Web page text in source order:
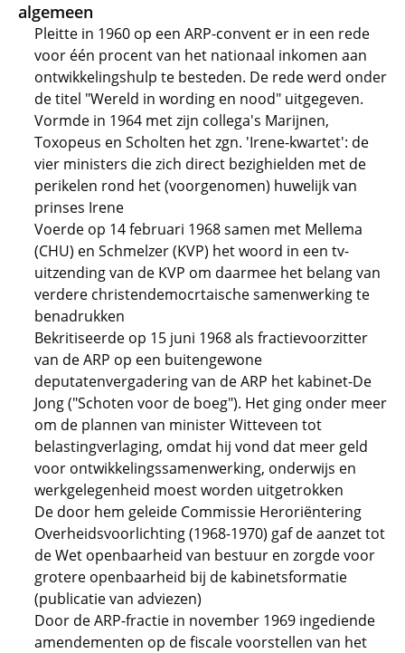
algemeen
Pleitte in 1960 op een ARP-convent er in een rede
voor één procent van het nationaal inkomen aan
ontwikkelingshulp te besteden. De rede werd onder
de titel "Wereld in wording en nood" uitgegeven.
Vormde in 1964 met zijn collega's Marijnen,
Toxopeus en Scholten het zgn. 'Irene-kwartet': de
vier ministers die zich direct bezighielden met de
perikelen rond het (voorgenomen) huwelijk van
prinses Irene
Voerde op 14 februari 1968 samen met Mellema
(CHU) en Schmelzer (KVP) het woord in een tv-
uitzending van de KVP om daarmee het belang van
verdere christendemocrtaische samenwerking te
benadrukken
Bekritiseerde op 15 juni 1968 als fractievoorzitter
van de ARP op een buitengewone
deputatenvergadering van de ARP het kabinet-De
Jong ("Schoten voor de boeg"). Het ging onder meer
om de plannen van minister Witteveen tot
belastingverlaging, omdat hij vond dat meer geld
voor ontwikkelingssamenwerking, onderwijs en
werkgelegenheid moest worden uitgetrokken
De door hem geleide Commissie Heroriëntering
Overheidsvoorlichting (1968-1970) gaf de aanzet tot
de Wet openbaarheid van bestuur en zorgde voor
grotere openbaarheid bij de kabinetsformatie
(publicatie van adviezen)
Door de ARP-fractie in november 1969 ingediende
amendementen op de fiscale voorstellen van het